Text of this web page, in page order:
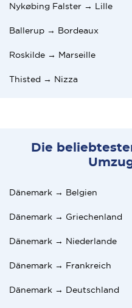
Nykøbing Falster → Lille
Ballerup → Bordeaux
Roskilde → Marseille
Thisted → Nizza
Die
Dänemark → Belgien
Dänemark → Griechenland
Dänemark → Niederlande
Dänemark → Frankreich
Dänemark → Deutschland